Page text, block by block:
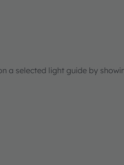
a selected light guide by